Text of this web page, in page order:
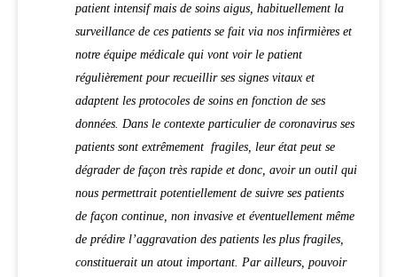
patient intensif mais de soins aigus, habituellement la
surveillance de ces patients se fait via nos infirmières et
notre équipe médicale qui vont voir le patient
régulièrement pour recueillir ses signes vitaux et
adaptent les protocoles de soins en fonction de ses
données. Dans le contexte particulier de coronavirus ses
patients sont extrêmement fragiles, leur état peut se
dégrader de façon très rapide et donc, avoir un outil qui
nous permettrait potentiellement de suivre ses patients
de façon continue, non invasive et éventuellement même
de prédire l’aggravation des patients les plus fragiles,
constituerait un atout important. Par ailleurs, pouvoir